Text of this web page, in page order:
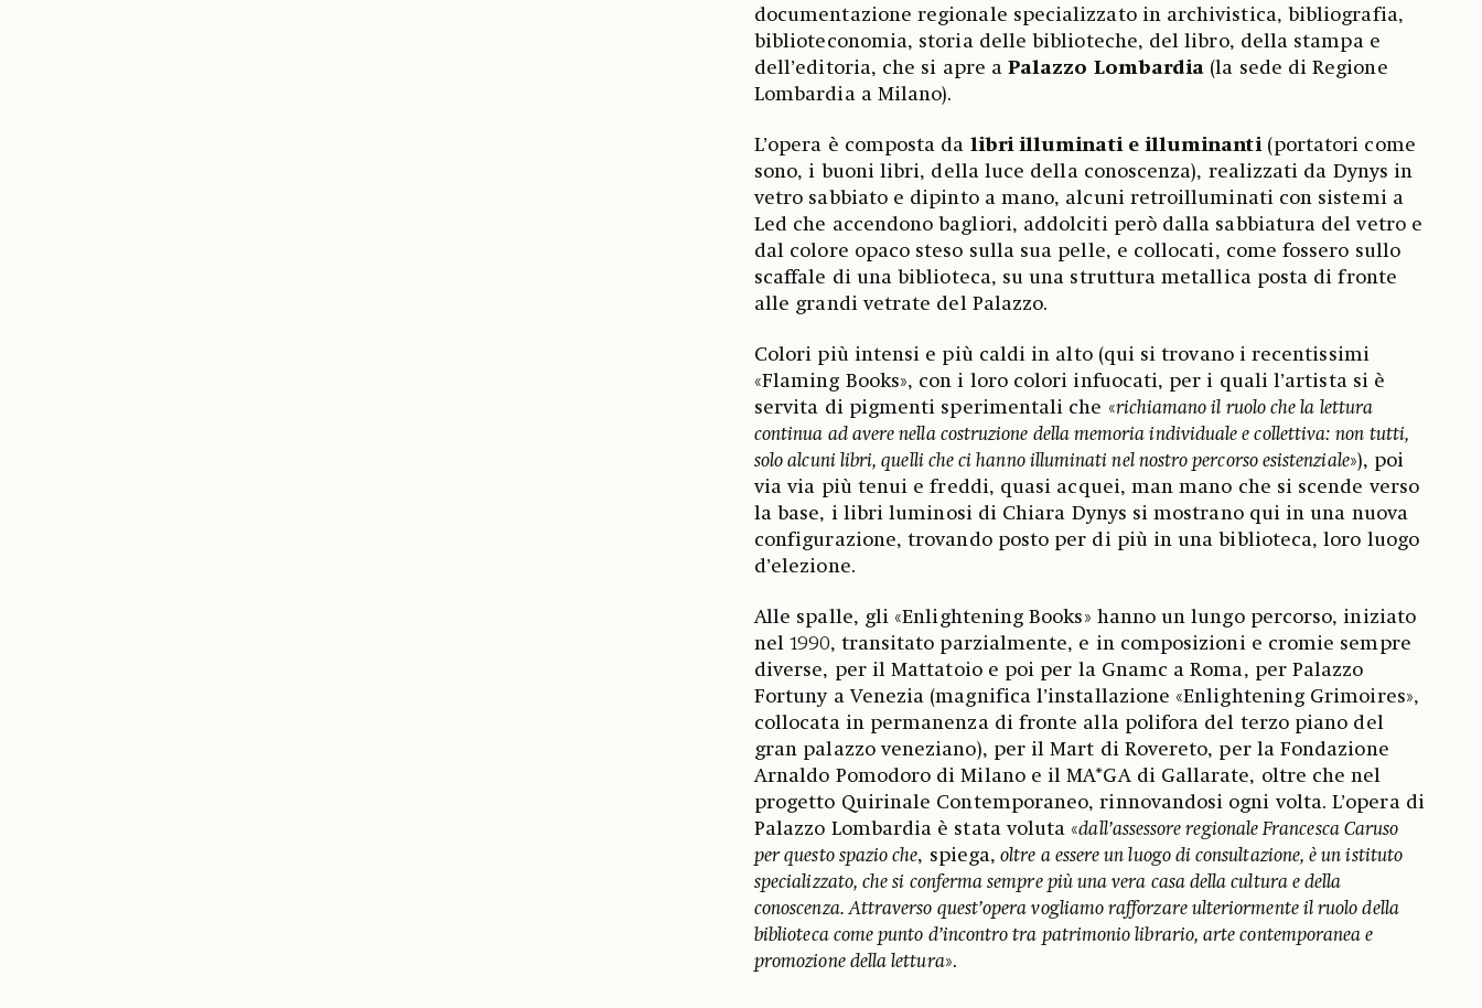
documentazione regionale specializzato in archivistica, bibliografia,
biblioteconomia, storia delle biblioteche, del libro, della stampa e
dell’editoria, che si apre aPalazzo Lombardia (la sede di Regione
Lombardia a Milano).
L’opera è composta da libri illuminati e illuminanti(portatori come
sono, i buoni libri, della luce della conoscenza), realizzati da Dynys in
vetro sabbiato e dipinto a mano, alcuni retroilluminati con sistemi a
Led che accendono bagliori, addolciti però dalla sabbiatura del vetro e
dal colore opaco steso sulla sua pelle, e collocati, come fossero sullo
scaffale di una biblioteca, su una struttura metallica posta di fronte
alle grandi vetrate del Palazzo.
Colori più intensi e più caldi in alto (qui si trovano i recentissimi
«Flaming Books», con i loro colori infuocati, per i quali l’artista si è
servita di pigmenti sperimentali che «richiamano il ruolo che la lettura
continua ad avere nella costruzione della memoria individuale e collettiva: non tutti,
solo alcuni libri, quelli che ci hanno illuminati nel nostro percorso esistenziale»), poi
via via più tenui e freddi, quasi acquei, man mano che si scende verso
la base, i libri luminosi di Chiara Dynys si mostrano qui in una nuova
configurazione, trovando posto per di più in una biblioteca, loro luogo
d’elezione.
Alle spalle, gli «Enlightening Books» hanno un lungo percorso, iniziato
nel 1990, transitato parzialmente, e in composizioni e cromie sempre
diverse, per il Mattatoio e poi per la Gnamc a Roma, per Palazzo
Fortuny a Venezia (magnifica l’installazione «Enlightening Grimoires»,
collocata in permanenza di fronte alla polifora del terzo piano del
gran palazzo veneziano), per il Mart di Rovereto, per la Fondazione
Arnaldo Pomodoro di Milano e il MA*GA di Gallarate, oltre che nel
progetto Quirinale Contemporaneo, rinnovandosi ogni volta. L’opera di
Palazzo Lombardia è stata voluta «dall’assessore regionale Francesca Caruso
per questo spazio che, spiega, oltre a essere un luogo di consultazione, è un istituto
specializzato, che si conferma sempre più una vera casa della cultura e della
conoscenza. Attraverso quest’opera vogliamo rafforzare ulteriormente il ruolo della
biblioteca come punto d’incontro tra patrimonio librario, arte contemporanea e
promozione della lettura».